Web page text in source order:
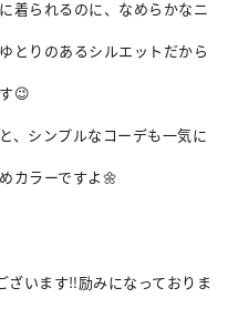
着られるのに、なめらかなニ
とりのあるシルエットだから
😉
、シンプルなコーデも一気に
カラーですよ🌼
ざいます‼︎励みになっておりま